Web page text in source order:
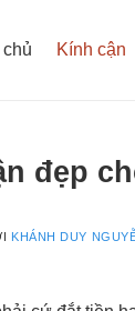
Kính cận
đẹp
KHÁNH DUY